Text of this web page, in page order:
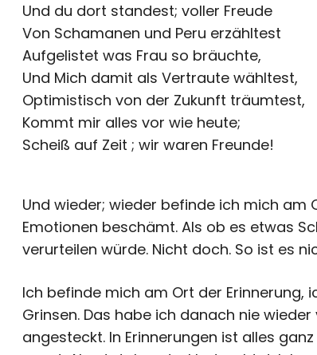
Und du dort standest; voller Freude
Von Schamanen und Peru erzähltest
Aufgelistet was Frau so bräuchte,
Und Mich damit als Vertraute wähltest,
Optimistisch von der Zukunft träumtest,
Kommt mir alles vor wie heute;
Scheiß auf Zeit ; wir waren Freunde!
Und wieder; wieder befinde ich mich am
Emotionen beschämt. Als ob es etwas
verurteilen würde. Nicht doch. So ist es
Ich befinde mich am Ort der Erinnerung,
Grinsen. Das habe ich danach nie
angesteckt. In Erinnerungen ist alles